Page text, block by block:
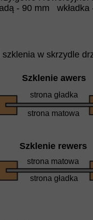
- 90 mm wkładka
strona matowa
strona gładka
strona matowa
strona gładka
Szklenie rewers
Szklenie awers
szklenia w skrzydle